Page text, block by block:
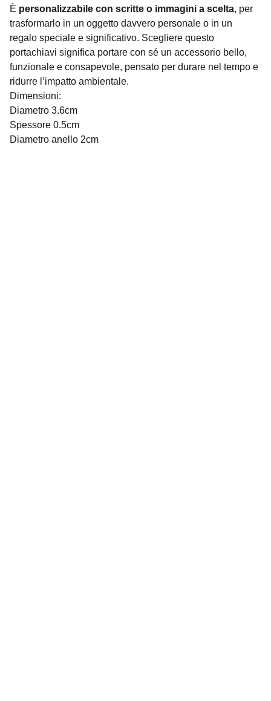
È personalizzabile con scritte o immagini a scelta, per
trasformarlo in un oggetto davvero personale o in un
regalo speciale e significativo. Scegliere questo
portachiavi significa portare con sé un accessorio bello,
funzionale e consapevole, pensato per durare nel tempo e
ridurre l’impatto ambientale.
Dimensioni:
Diametro 3.6cm
Spessore 0.5cm
Diametro anello 2cm